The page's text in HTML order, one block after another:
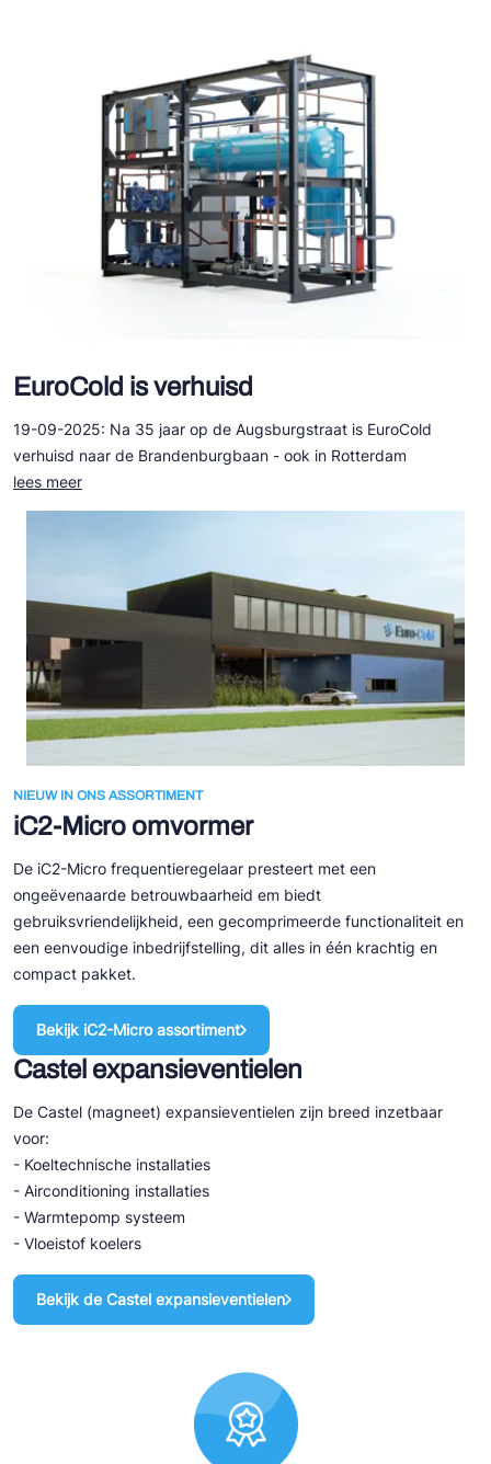
EuroCold is verhuisd
19-09-2025: Na 35 jaar op de Augsburgstraat is EuroCold
verhuisd naar de Brandenburgbaan - ook in Rotterdam
lees meer
NIEUW IN ONS ASSORTIMENT
iC2-Micro omvormer
De iC2-Micro frequentieregelaar presteert met een
ongeëvenaarde betrouwbaarheid em biedt
gebruiksvriendelijkheid, een gecomprimeerde functionaliteit en
een eenvoudige inbedrijfstelling, dit alles in één krachtig en
compact pakket.
Bekijk iC2-Micro assortiment
Castel expansieventielen
De Castel (magneet) expansieventielen zijn breed inzetbaar
voor:
- Koeltechnische installaties
- Airconditioning installaties
- Warmtepomp systeem
- Vloeistof koelers
Bekijk de Castel expansieventielen